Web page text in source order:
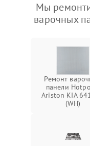
Мы
варочных
Ремонт
панели
Ariston KIA
(WH)